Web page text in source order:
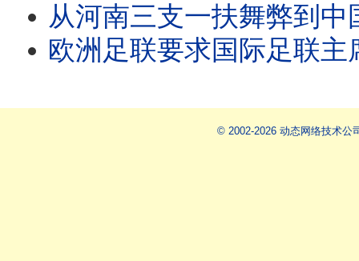
从河南三支一扶舞弊到中国转型悖论/日本大幅提
欧洲足联要求国际足联主席因凡蒂诺辞
© 2002-2026 动态网络技术公